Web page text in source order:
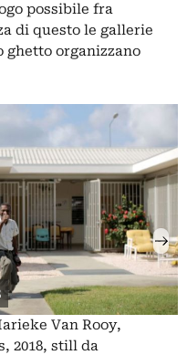
possibile fra
di questo le gallerie
ghetto organizzano
Van Rooy,
2018, still da